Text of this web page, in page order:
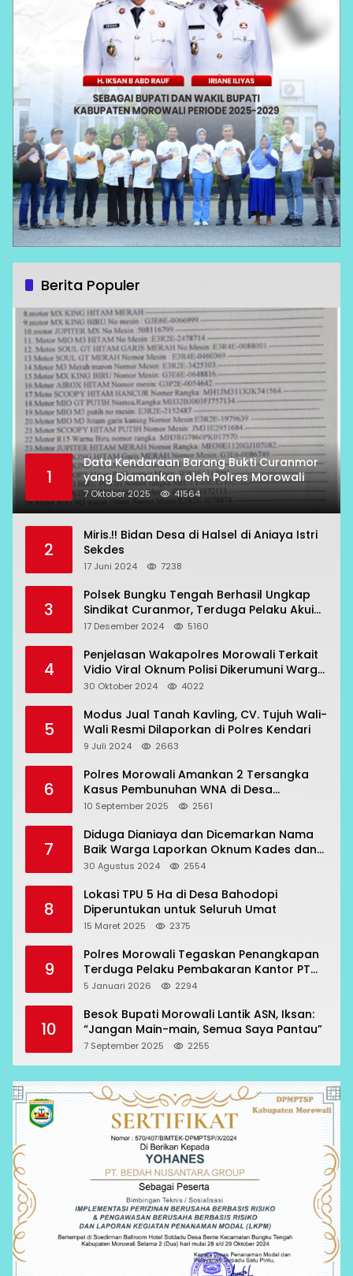
Berita Populer
1
Data Kendaraan Barang Bukti Curanmor
yang Diamankan oleh Polres Morowali
7 Oktober 2025 41564
2
Miris.!! Bidan Desa di Halsel di Aniaya Istri
Sekdes
17 Juni 2024 7238
3
Polsek Bungku Tengah Berhasil Ungkap
Sindikat Curanmor, Terduga Pelaku Akui
Beraksi di 7 Lokasi
17 Desember 2024 5160
4
Penjelasan Wakapolres Morowali Terkait
Vidio Viral Oknum Polisi Dikerumuni Warga
Bahodopi
30 Oktober 2024 4022
5
Modus Jual Tanah Kavling, CV. Tujuh Wali-
Wali Resmi Dilaporkan di Polres Kendari
9 Juli 2024 2663
6
Polres Morowali Amankan 2 Tersangka
Kasus Pembunuhan WNA di Desa
Topogaro
10 September 2025 2561
7
Diduga Dianiaya dan Dicemarkan Nama
Baik Warga Laporkan Oknum Kades dan
Oknum Polisi
30 Agustus 2024 2554
8
Lokasi TPU 5 Ha di Desa Bahodopi
Diperuntukan untuk Seluruh Umat
15 Maret 2025 2375
9
Polres Morowali Tegaskan Penangkapan
Terduga Pelaku Pembakaran Kantor PT
RCP Sesuai Prosedur
5 Januari 2026 2294
10
Besok Bupati Morowali Lantik ASN, Iksan:
“Jangan Main-main, Semua Saya Pantau”
7 September 2025 2255